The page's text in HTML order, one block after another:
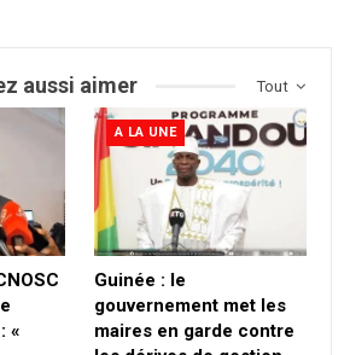
Tout
aussi aimer
«
A LA UNE
Guinée : le
gouvernement met les
maires en garde contre